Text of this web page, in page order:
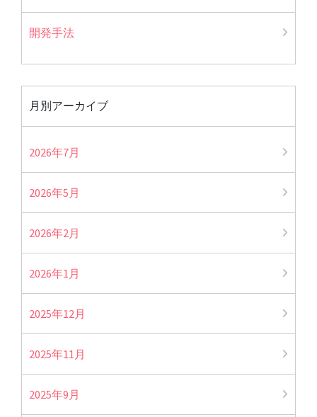
開発手法
月別アーカイブ
2026年7月
2026年5月
2026年2月
2026年1月
2025年12月
2025年11月
2025年9月